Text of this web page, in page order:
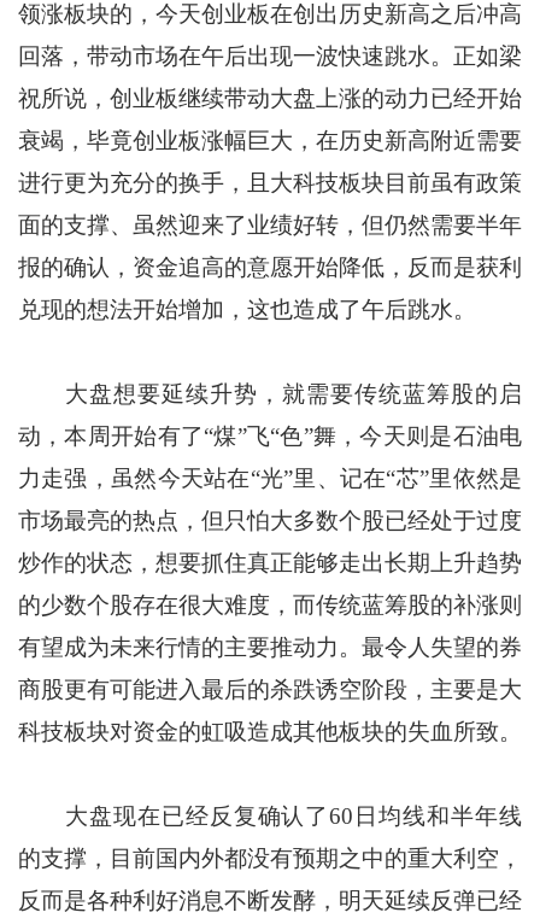
领涨板块的，今天创业板在创出历史新高之后冲高
回落，带动市场在午后出现一波快速跳水。正如梁
祝所说，创业板继续带动大盘上涨的动力已经开始
衰竭，毕竟创业板涨幅巨大，在历史新高附近需要
进行更为充分的换手，且大科技板块目前虽有政策
面的支撑、虽然迎来了业绩好转，但仍然需要半年
报的确认，资金追高的意愿开始降低，反而是获利
兑现的想法开始增加，这也造成了午后跳水。
大盘想要延续升势，就需要传统蓝筹股的启
动，本周开始有了“煤”飞“色”舞，今天则是石油电
力走强，虽然今天站在“光”里、记在“芯”里依然是
市场最亮的热点，但只怕大多数个股已经处于过度
炒作的状态，想要抓住真正能够走出长期上升趋势
的少数个股存在很大难度，而传统蓝筹股的补涨则
有望成为未来行情的主要推动力。最令人失望的券
商股更有可能进入最后的杀跌诱空阶段，主要是大
科技板块对资金的虹吸造成其他板块的失血所致。
大盘现在已经反复确认了60日均线和半年线
的支撑，目前国内外都没有预期之中的重大利空，
反而是各种利好消息不断发酵，明天延续反弹已经